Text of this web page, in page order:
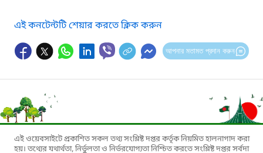
এই কনটেন্টটি শেয়ার করতে ক্লিক করুন
আপনার মতামত প্রদান করুন
এই ওয়েবসাইটে প্রকাশিত সকল তথ্য সংশ্লিষ্ট দপ্তর কর্তৃক নিয়মিত হালনাগাদ করা
হয়। তথ্যের যথার্থতা, নির্ভুলতা ও নির্ভরযোগ্যতা নিশ্চিত করতে সংশ্লিষ্ট দপ্তর সর্বদা